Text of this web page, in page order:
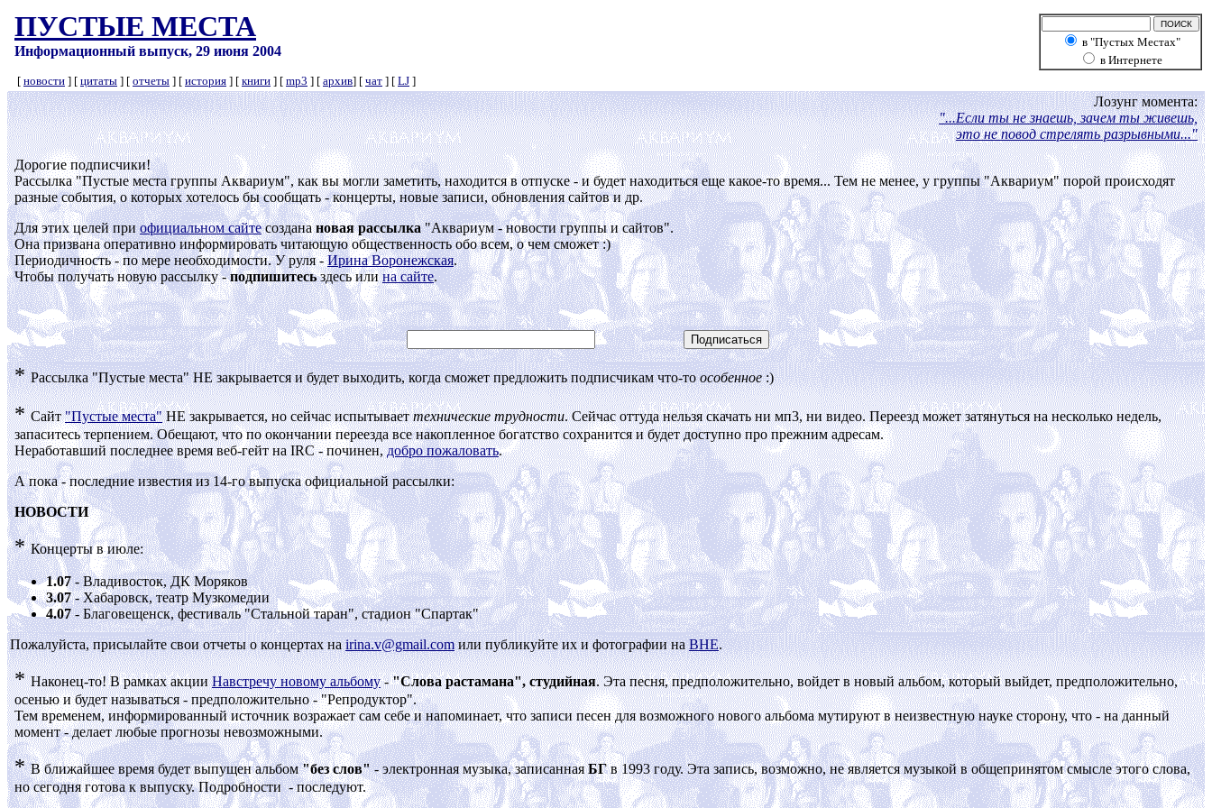
ПУСТЫЕ МЕСТА
Информационный выпуск, 29 июня 2004
[ новости ] [ цитаты ] [ отчеты ] [ история ] [ книги ] [ mp3 ] [ архив] [ чат ] [ LJ ]
в "Пустых Местах"
в Интернете
Лозунг момента:
"...Если ты не знаешь, зачем ты живешь,
это не повод стрелять разрывными..."
Дорогие подписчики!
Рассылка "Пустые места группы Аквариум", как вы могли заметить, находится в отпуске - и будет находиться еще какое-то время... Тем не менее, у группы "Аквариум" порой происходят
разные события, о которых хотелось бы сообщать - концерты, новые записи, обновления сайтов и др.
Для этих целей приофициальном сайтесозданановая рассылка"Аквариум - новости группы и сайтов".
Она призвана оперативно информировать читающую общественность обо всем, о чем сможет :)
Периодичность - по мере необходимости. У руля -Ирина Воронежская.
Чтобы получать новую рассылку -подпишитесьздесь илина сайте.
*Рассылка "Пустые места" НЕ закрывается и будет выходить, когда сможет предложить подписчикам что-тоособенное:)
*Сайт"Пустые места"НЕ закрывается, но сейчас испытываеттехнические трудности. Сейчас оттуда нельзя скачать ни мп3, ни видео. Переезд может затянуться на несколько недель,
запаситесь терпением. Обещают, что по окончании переезда все накопленное богатство сохранится и будет доступно про прежним адресам.
Неработавший последнее время веб-гейт наIRC -починен,добро пожаловать.
А пока - последние известия из 14-го выпуска официальной рассылки:
НОВОСТИ
*Концерты в июле:
1.07- Владивосток, ДК Моряков
3.07- Хабаровск, театр Музкомедии
4.07- Благовещенск, фестиваль "Стальной таран", стадион "Спартак"
Пожалуйста, присылайте свои отчеты о концертах наirina.v@gmail.comили публикуйте их и фотографии наВНЕ.
*Наконец-то! В рамках акцииНавстречу новому альбому-"Слова растамана", студийная. Эта песня, предположительно, войдет в новый альбом, который выйдет, предположительно,
осенью и будет называться - предположительно - "Репродуктор".
Тем временем, информированный источник возражает сам себе и напоминает, что записи песен для возможного нового альбома мутируют в неизвестную науке сторону, что - на данный
момент - делает любые прогнозы невозможными.
*В ближайшее время будет выпущен альбом"без слов"- электронная музыка, записаннаяБГв 1993 году. Эта запись, возможно, не является музыкой в общепринятом смысле этого слова,
но сегодня готова к выпуску. Подробности - последуют.